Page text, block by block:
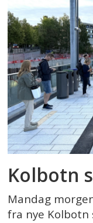
Kolbotn
Mandag
fra nye Kolbotn